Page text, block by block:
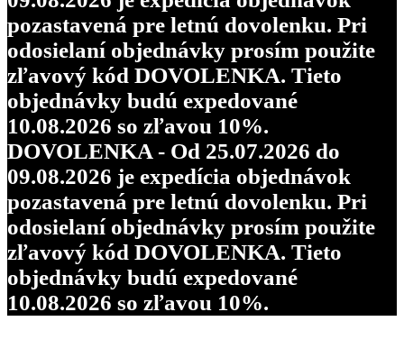
pozastavená pre letnú dovolenku. Pri
odosielaní objednávky prosím použite
zľavový kód DOVOLENKA. Tieto
objednávky budú expedované
10.08.2026 so zľavou 10%.
DOVOLENKA - Od 25.07.2026 do
09.08.2026 je expedícia objednávok
pozastavená pre letnú dovolenku. Pri
odosielaní objednávky prosím použite
zľavový kód DOVOLENKA. Tieto
objednávky budú expedované
10.08.2026 so zľavou 10%.